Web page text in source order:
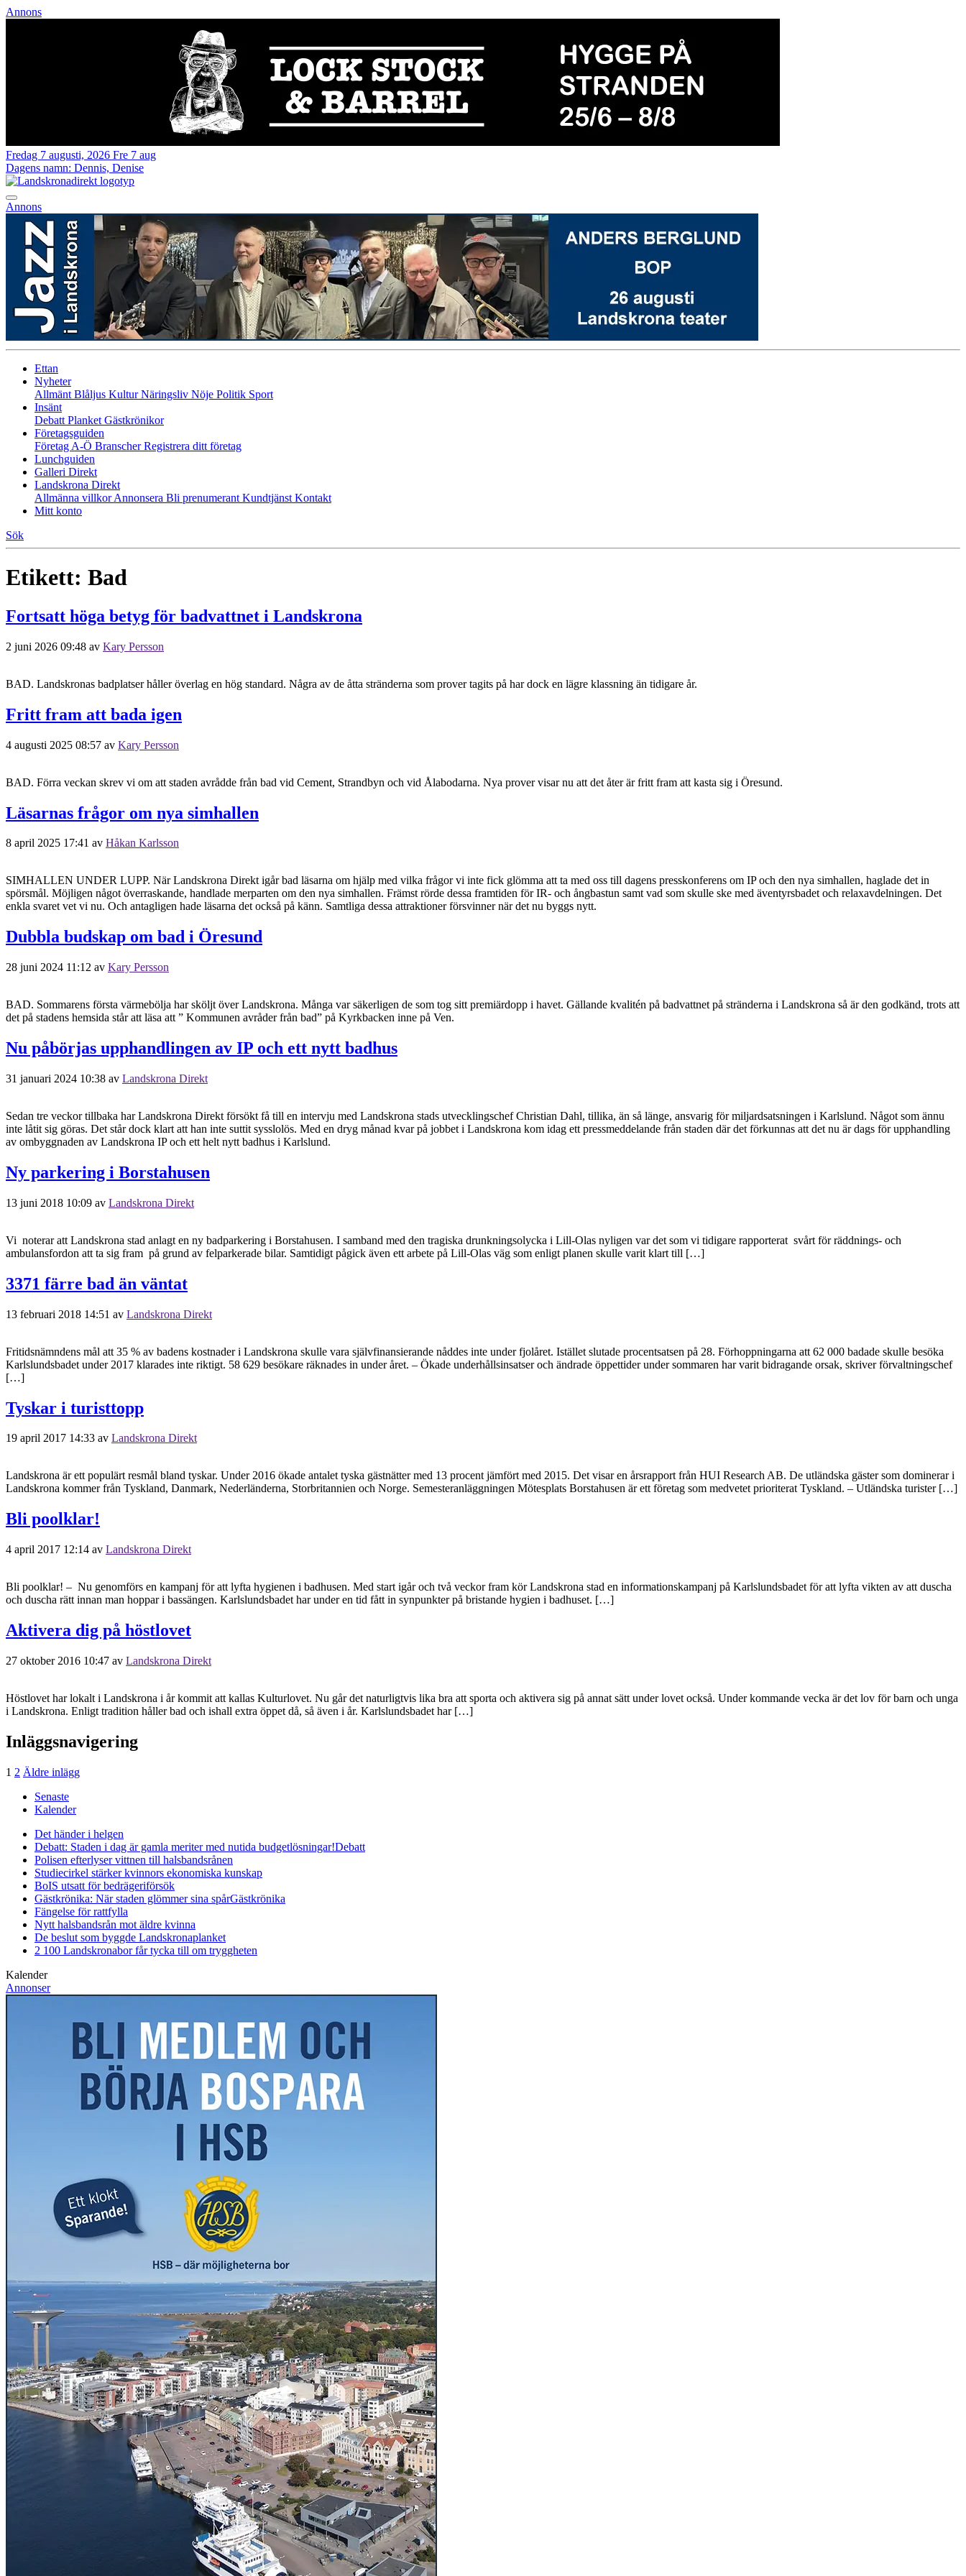
Annons
Fredag 7 augusti, 2026 Fre 7 aug
Dagens namn: Dennis, Denise
Annons
Ettan
Nyheter
Allmänt Blåljus KulturNäringsliv Nöje Politik Sport
Insänt
Debatt Planket Gästkrönikor
Företagsguiden
Företag A-Ö BranscherRegistrera ditt företag
Lunchguiden
Galleri Direkt
Landskrona Direkt
Allmänna villkorAnnonsera Bli prenumerant Kundtjänst Kontakt
Mitt konto
Sök
Etikett: Bad
Fortsatt höga betyg för badvattnet i Landskrona
2 juni 2026 09:48 av Kary Persson
BAD. Landskronas badplatser håller överlag en hög standard. Några av de åtta stränderna som prover tagits på har dock en lägre klassning än tidigare år.
Fritt fram att bada igen
4 augusti 2025 08:57 av Kary Persson
BAD. Förra veckan skrev vi om att staden avrådde från bad vid Cement, Strandbyn och vid Ålabodarna. Nya prover visar nu att det åter är fritt fram att kasta sig i Öresund.
Läsarnas frågor om nya simhallen
8 april 2025 17:41 av Håkan Karlsson
SIMHALLEN UNDER LUPP. När Landskrona Direkt igår bad läsarna om hjälp med vilka frågor vi inte fick glömma att ta med oss till dagens presskonferens om IP och den nya simhallen, haglade det in
spörsmål. Möjligen något överraskande, handlade merparten om den nya simhallen. Främst rörde dessa framtiden för IR- och ångbastun samt vad som skulle ske med äventyrsbadet och relaxavdelningen. Det
enkla svaret vet vi nu. Och antagligen hade läsarna det också på känn. Samtliga dessa attraktioner försvinner när det nu byggs nytt.
Dubbla budskap om bad i Öresund
28 juni 2024 11:12 av Kary Persson
BAD. Sommarens första värmebölja har sköljt över Landskrona. Många var säkerligen de som tog sitt premiärdopp i havet. Gällande kvalitén på badvattnet på stränderna i Landskrona så är den godkänd, trots att
det på stadens hemsida står att läsa att ” Kommunen avråder från bad” på Kyrkbacken inne på Ven.
Nu påbörjas upphandlingen av IP och ett nytt badhus
31 januari 2024 10:38 av Landskrona Direkt
Sedan tre veckor tillbaka har Landskrona Direkt försökt få till en intervju med Landskrona stads utvecklingschef Christian Dahl, tillika, än så länge, ansvarig för miljardsatsningen i Karlslund. Något som ännu
inte låtit sig göras. Det står dock klart att han inte suttit sysslolös. Med en dryg månad kvar på jobbet i Landskrona kom idag ett pressmeddelande från staden där det förkunnas att det nu är dags för upphandling
av ombyggnaden av Landskrona IP och ett helt nytt badhus i Karlslund.
Ny parkering i Borstahusen
13 juni 2018 10:09 av Landskrona Direkt
Vi noterar att Landskrona stad anlagt en ny badparkering i Borstahusen. I samband med den tragiska drunkningsolycka i Lill-Olas nyligen var det som vi tidigare rapporterat svårt för räddnings- och
ambulansfordon att ta sig fram på grund av felparkerade bilar. Samtidigt pågick även ett arbete på Lill-Olas väg som enligt planen skulle varit klart till […]
3371 färre bad än väntat
13 februari 2018 14:51 av Landskrona Direkt
Fritidsnämndens mål att 35 % av badens kostnader i Landskrona skulle vara självfinansierande nåddes inte under fjolåret. Istället slutade procentsatsen på 28. Förhoppningarna att 62 000 badade skulle besöka
Karlslundsbadet under 2017 klarades inte riktigt. 58 629 besökare räknades in under året. – Ökade underhållsinsatser och ändrade öppettider under sommaren har varit bidragande orsak, skriver förvaltningschef
[…]
Tyskar i turisttopp
19 april 2017 14:33 av Landskrona Direkt
Landskrona är ett populärt resmål bland tyskar. Under 2016 ökade antalet tyska gästnätter med 13 procent jämfört med 2015. Det visar en årsrapport från HUI Research AB. De utländska gäster som dominerar i
Landskrona kommer från Tyskland, Danmark, Nederländerna, Storbritannien och Norge. Semesteranläggningen Mötesplats Borstahusen är ett företag som medvetet prioriterat Tyskland. – Utländska turister […]
Bli poolklar!
4 april 2017 12:14 av Landskrona Direkt
Bli poolklar! – Nu genomförs en kampanj för att lyfta hygienen i badhusen. Med start igår och två veckor fram kör Landskrona stad en informationskampanj på Karlslundsbadet för att lyfta vikten av att duscha
och duscha rätt innan man hoppar i bassängen. Karlslundsbadet har under en tid fått in synpunkter på bristande hygien i badhuset. […]
Aktivera dig på höstlovet
27 oktober 2016 10:47 av Landskrona Direkt
Höstlovet har lokalt i Landskrona i år kommit att kallas Kulturlovet. Nu går det naturligtvis lika bra att sporta och aktivera sig på annat sätt under lovet också. Under kommande vecka är det lov för barn och unga
i Landskrona. Enligt tradition håller bad och ishall extra öppet då, så även i år. Karlslundsbadet har […]
Inläggsnavigering
1 2 Äldre inlägg
Senaste
Kalender
Det händer i helgen
Debatt: Staden i dag är gamla meriter med nutida budgetlösningar!Debatt
Polisen efterlyser vittnen till halsbandsrånen
Studiecirkel stärker kvinnors ekonomiska kunskap
BoIS utsatt för bedrägeriförsök
Gästkrönika: När staden glömmer sina spårGästkrönika
Fängelse för rattfylla
Nytt halsbandsrån mot äldre kvinna
De beslut som byggde Landskronaplanket
2 100 Landskronabor får tycka till om tryggheten
Kalender
Annonser